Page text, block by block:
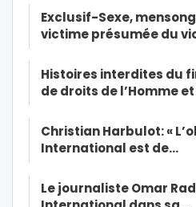
Exclusif-Sexe,
victime présumée du
Histoires interdites du
de droits de l’Homme
Christian Harbulot: «
International est de…
Le journaliste Omar